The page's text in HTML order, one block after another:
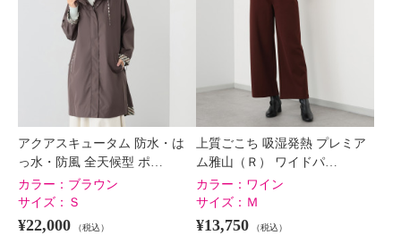
アクアスキュータム 防水・は
っ水・防風 全天候型 ポ…
カラー： ブラウン
サイズ： Ｓ
¥22,000 （税込）
上質ごこち 吸湿発熱 プレミア
ム雅山（Ｒ） ワイドパ…
カラー： ワイン
サイズ： Ｍ
¥13,750 （税込）